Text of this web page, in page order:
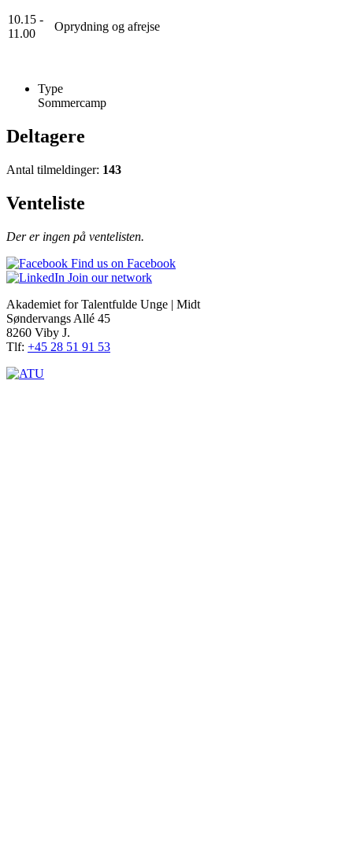
10.15 -
11.00
Oprydning og afrejse
Type
Sommercamp
Deltagere
Antal tilmeldinger: 143
Venteliste
Der er ingen på ventelisten.
Find us on Facebook
Join our network
Akademiet for Talentfulde Unge | Midt
Søndervangs Allé 45
8260 Viby J.
Tlf: +45 28 51 91 53